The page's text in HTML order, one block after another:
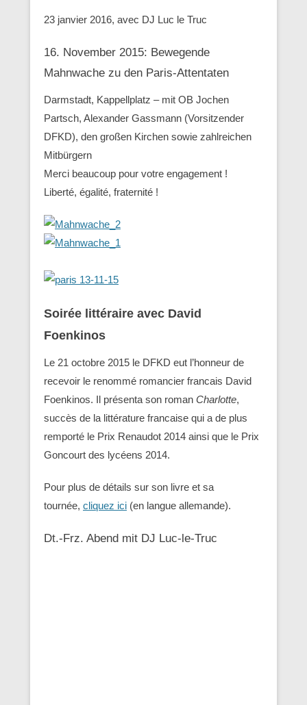
23 janvier 2016, avec DJ Luc le Truc
16. November 2015: Bewegende
Mahnwache zu den ‪Paris-Attentaten
Darmstadt, Kappellplatz – mit OB Jochen
Partsch, Alexander Gassmann (Vorsitzender
‪‎DFKD), den großen Kirchen sowie zahlreichen
Mitbürgern
Merci beaucoup pour votre engagement !
Liberté, égalité, fraternité !
Soirée littéraire avec David
Foenkinos
Le 21 octobre 2015 le DFKD eut l’honneur de
recevoir le renommé romancier francais David
Foenkinos. Il présenta son roman Charlotte,
succès de la littérature francaise qui a de plus
remporté le Prix Renaudot 2014 ainsi que le Prix
Goncourt des lycéens 2014.
Pour plus de détails sur son livre et sa
tournée, cliquez ici (en langue allemande).
Dt.-Frz. Abend mit DJ Luc-le-Truc